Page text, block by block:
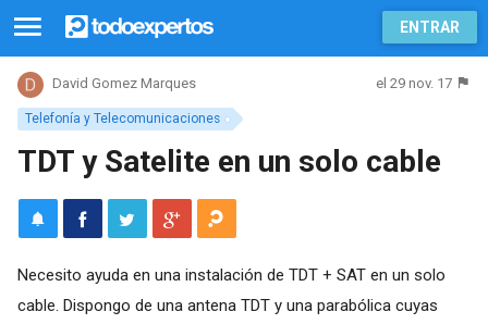
ENTRAR
Telefonía y Telecomunicaciones
David Gomez Marques el 29 nov. 17
TDT y Satelite en un solo cable
Necesito ayuda en una instalación de TDT + SAT en un solo
cable. Dispongo de una antena TDT y una parabólica cuyas